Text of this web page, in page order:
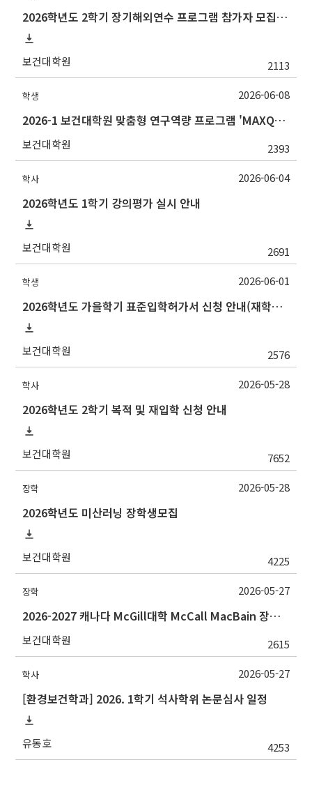
2026학년도 2학기 장기해외연수 프로그램 참가자 모집 안내
보건대학원 2113
학생
2026-1 보건대학원 맞춤형 연구역량 프로그램 'MAXQDA 활용방법' 강의 안내(선착순 마감)
보건대학원 2393
2026-06-08
학사
2026학년도 1학기 강의평가 실시 안내
보건대학원 2691
2026-06-04
학생
2026학년도 가을학기 표준입학허가서 신청 안내(재학생/복학생/연구생)
보건대학원 2576
2026-06-01
학사
2026학년도 2학기 복적 및 재입학 신청 안내
보건대학원 7652
2026-05-28
장학
2026학년도 미산러닝 장학생모집
보건대학원 4225
2026-05-28
장학
2026-2027 캐나다 McGill대학 McCall MacBain 장학생 선발 안내
보건대학원 2615
2026-05-27
학사
[환경보건학과] 2026. 1학기 석사학위 논문심사 일정
유동호 4253
2026-05-27